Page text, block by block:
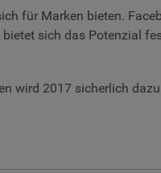
für Marken bieten.
sich das Potenzial
wird 2017 sicherlich